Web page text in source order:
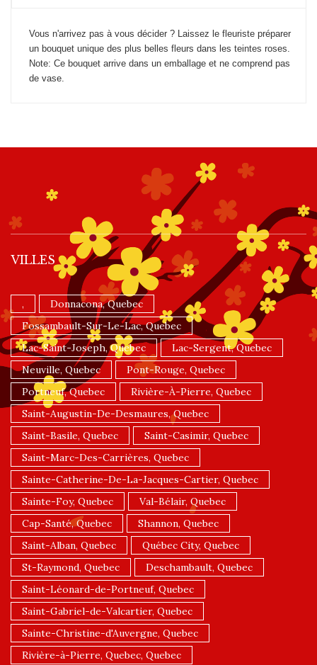
Vous n'arrivez pas à vous décider ? Laissez le fleuriste préparer
un bouquet unique des plus belles fleurs dans les teintes roses.
Note: Ce bouquet arrive dans un emballage et ne comprend pas
de vase.
VILLES
,
Donnacona, Quebec
Fossambault-Sur-Le-Lac, Quebec
Lac-Saint-Joseph, Quebec
Lac-Sergent, Quebec
Neuville, Quebec
Pont-Rouge, Quebec
Portneuf, Quebec
Rivière-À-Pierre, Quebec
Saint-Augustin-De-Desmaures, Quebec
Saint-Basile, Quebec
Saint-Casimir, Quebec
Saint-Marc-Des-Carrières, Quebec
Sainte-Catherine-De-La-Jacques-Cartier, Quebec
Sainte-Foy, Quebec
Val-Bélair, Quebec
Cap-Santé, Quebec
Shannon, Quebec
Saint-Alban, Quebec
Québec City, Quebec
St-Raymond, Quebec
Deschambault, Quebec
Saint-Léonard-de-Portneuf, Quebec
Saint-Gabriel-de-Valcartier, Quebec
Sainte-Christine-d'Auvergne, Quebec
Rivière-à-Pierre, Quebec, Quebec